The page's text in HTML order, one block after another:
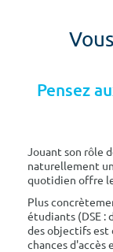
Pensez
Jouant son rôle
naturellement
quotidien offre
Plus
étudiants (DSE :
des objectifs est
chances d'accès